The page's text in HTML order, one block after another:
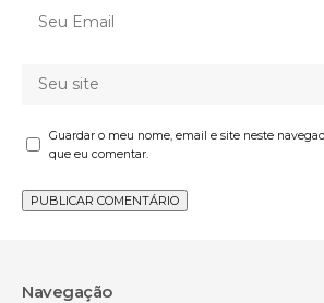
Guardar o meu nome, email e site neste
que eu comentar.
Navegação